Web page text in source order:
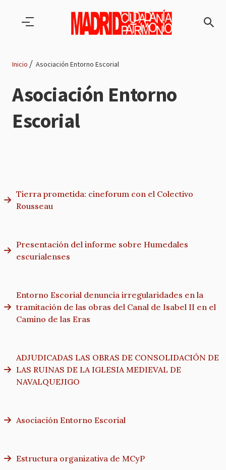
Ruta
de
navegación
Inicio Asociación Entorno Escorial
Asociación Entorno
Escorial
Tierra prometida: cineforum con el Colectivo
Rousseau
Presentación del informe sobre Humedales
escurialenses
Entorno Escorial denuncia irregularidades en la
tramitación de las obras del Canal de Isabel II en el
Camino de las Eras
ADJUDICADAS LAS OBRAS DE CONSOLIDACIÓN DE
LAS RUINAS DE LA IGLESIA MEDIEVAL DE
NAVALQUEJIGO
Asociación Entorno Escorial
Estructura organizativa de MCyP